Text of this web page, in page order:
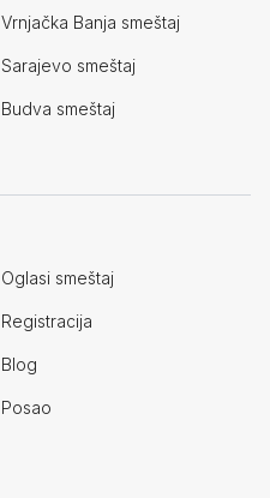
Vrnjačka Banja smeštaj
Sarajevo smeštaj
Budva smeštaj
Oglasi smeštaj
Registracija
Blog
Posao